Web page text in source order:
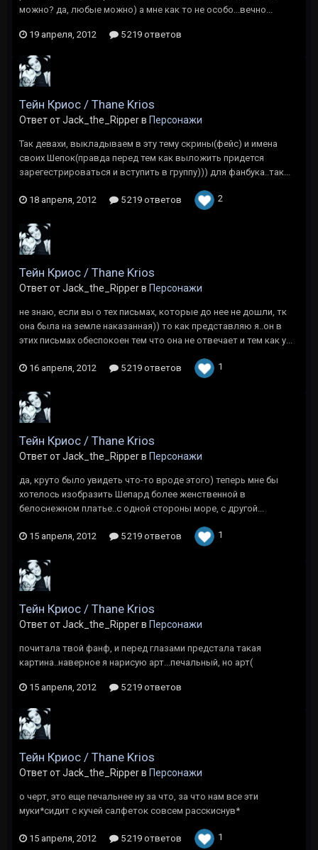
можно? да, любые можно) а мне как то не особо...вечно...
19 апреля, 2012 5 219 ответов
Тейн Криос / Thane Krios
Ответ от Jack_the_Ripper в Персонажи
Так девахи, выкладываем в эту тему скрины(фейс) и имена
своих Шепок(правда перед тем как выложить придется
зарегестрироваться и вступить в группу))) для фанбука..так...
18 апреля, 2012 5 219 ответов 2
Тейн Криос / Thane Krios
Ответ от Jack_the_Ripper в Персонажи
не знаю, если вы о тех письмах, которые до нее не дошли, тк
она была на земле наказанная)) то как представляю я..он в
этих письмах обеспокоен тем что она не отвечает и тем как у...
16 апреля, 2012 5 219 ответов 1
Тейн Криос / Thane Krios
Ответ от Jack_the_Ripper в Персонажи
да, круто было увидеть что-то вроде этого) теперь мне бы
хотелось изобразить Шепард более женственной в
белоснежном платье..с одной стороны море, с другой...
15 апреля, 2012 5 219 ответов 1
Тейн Криос / Thane Krios
Ответ от Jack_the_Ripper в Персонажи
почитала твой фанф, и перед глазами предстала такая
картина..наверное я нарисую арт...печальный, но арт(
15 апреля, 2012 5 219 ответов
Тейн Криос / Thane Krios
Ответ от Jack_the_Ripper в Персонажи
о черт, это еще печальнее ну за что, за что нам все эти
муки*сидит с кучей салфеток совсем расскиснув*
15 апреля, 2012 5 219 ответов 1